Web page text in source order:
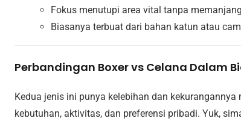
Fokus menutupi area vital tanpa
Biasanya terbuat dari bahan katun atau
Perbandingan Boxer vs Celana Dalam
Kedua jenis ini punya kelebihan dan
kebutuhan, aktivitas, dan preferensi pribadi. Yuk,